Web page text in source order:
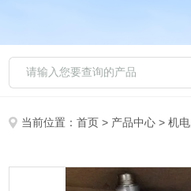
当前位置：首页 > 产品中心 >机